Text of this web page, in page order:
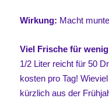
Wirkung: Macht
Viel Frische für
1/2 Liter reicht für 50
kosten pro Tag!
kürzlich aus der